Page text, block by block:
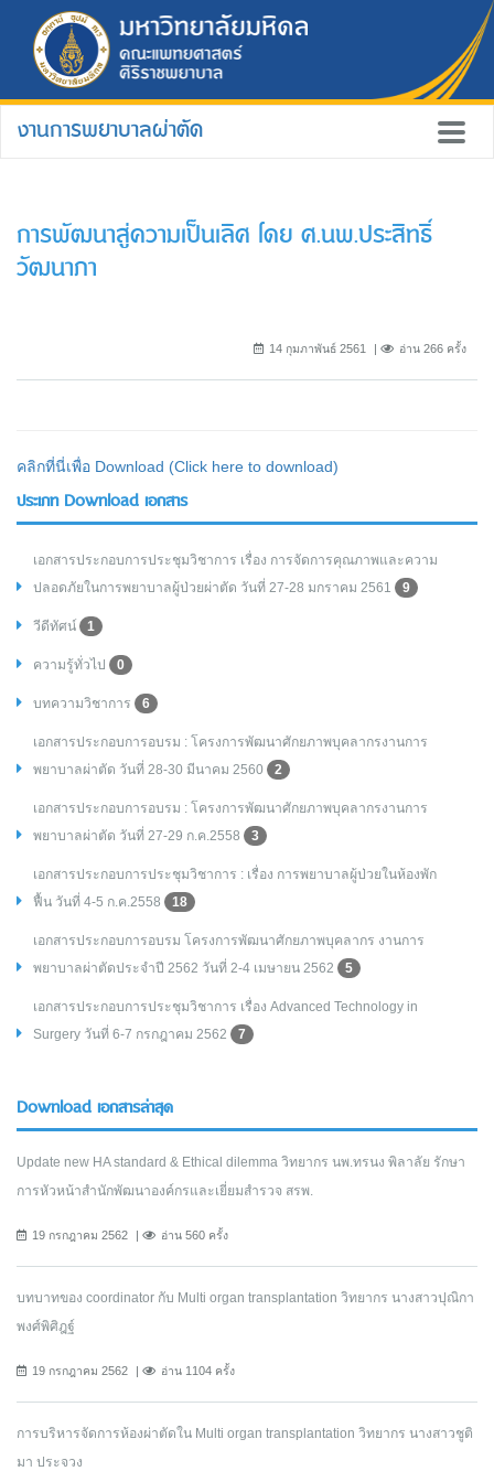
งานการพยาบาลผ่าตัด
การพัฒนาสู่ความเป็นเลิศ โดย ศ.นพ.ประสิทธิ์
วัฒนาภา
14 กุมภาพันธ์ 2561 อ่าน 266 ครั้ง
คลิกที่นี่เพื่อ Download (Click here to download)
ประเภท Download เอกสาร
เอกสารประกอบการประชุมวิชาการ เรื่อง การจัดการคุณภาพและความ
ปลอดภัยในการพยาบาลผู้ป่วยผ่าตัด วันที่ 27-28 มกราคม 2561
9
วีดีทัศน์ 1
ความรู้ทั่วไป 0
บทความวิชาการ 6
เอกสารประกอบการอบรม : โครงการพัฒนาศักยภาพบุคลากรงานการ
พยาบาลผ่าตัด วันที่ 28-30 มีนาคม 2560
2
เอกสารประกอบการอบรม : โครงการพัฒนาศักยภาพบุคลากรงานการ
พยาบาลผ่าตัด วันที่ 27-29 ก.ค.2558
3
เอกสารประกอบการประชุมวิชาการ : เรื่อง การพยาบาลผู้ป่วยในห้องพัก
ฟื้น วันที่ 4-5 ก.ค.2558
18
เอกสารประกอบการอบรม โครงการพัฒนาศักยภาพบุคลากร งานการ
พยาบาลผ่าตัดประจำปี 2562 วันที่ 2-4 เมษายน 2562
5
เอกสารประกอบการประชุมวิชาการ เรื่อง Advanced Technology in
Surgery วันที่ 6-7 กรกฎาคม 2562
7
Download เอกสารล่าสุด
Update new HA standard & Ethical dilemma วิทยากร นพ.ทรนง พิลาลัย รักษา
การหัวหน้าสำนักพัฒนาองค์กรและเยี่ยมสำรวจ สรพ.
19 กรกฎาคม 2562 อ่าน 560 ครั้ง
บทบาทของ coordinator กับ Multi organ transplantation วิทยากร นางสาวปุณิกา
พงศ์พิศิฎฐ์
19 กรกฎาคม 2562 อ่าน 1104 ครั้ง
การบริหารจัดการห้องผ่าตัดใน Multi organ transplantation วิทยากร นางสาวชูติ
มา ประจวง